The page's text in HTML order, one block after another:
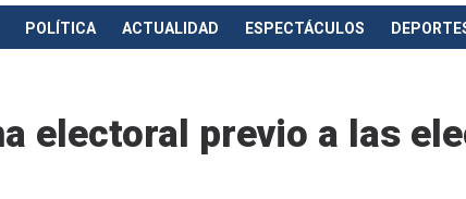
POLÍTICA ACTUALIDAD ESPECTÁCULOS
electoral previo a las